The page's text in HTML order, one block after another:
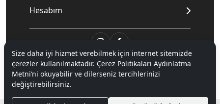
Hesabım
© 2020Mnpc. Tüm hakları saklıdır.
Size daha iyi hizmet verebilmek için internet sitemizde
çerezler kullanılmaktadır. Çerez Politikaları Aydınlatma
Metni’ni okuyabilir ve dilerseniz tercihlerinizi
değiştirebilirsiniz.